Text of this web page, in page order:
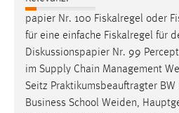
papier Nr. 100 Fiskalregel oder
für eine einfache Fiskalregel für
Diskussionspapier Nr. 99
im Supply Chain Management
Seitz Praktikumsbeauftragter BW
Business School Weiden,
Conversion-Tracking
Cookie Laufzeit:
3 Monate
Facebook Pixel